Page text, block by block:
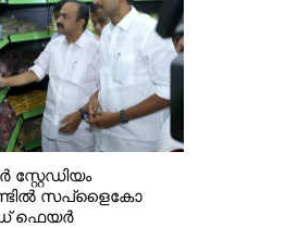
സപ്ളൈകോ
ഫെയർ